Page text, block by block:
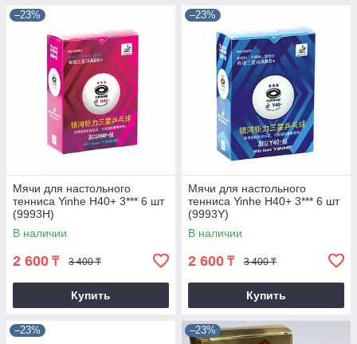
–23%
Мячи для настольного
тенниса Yinhe H40+ 3*** 6 шт
(9993H)
В наличии
2 600 ₸ 3 400 ₸
Купить
–23%
Мячи для настольного
тенниса Yinhe H40+ 3*** 6 шт
(9993Y)
В наличии
2 600 ₸ 3 400 ₸
Купить
–23% –23%